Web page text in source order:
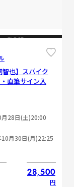
CLOSE
智也】スパイク
・直筆サイン入
28日(土)20:00
月30日(月)22:25
28,500
円